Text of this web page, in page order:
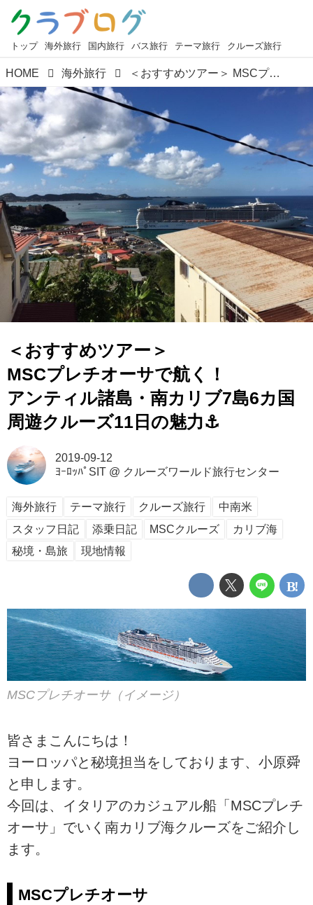
トップ 海外旅行 国内旅行 バス旅行 テーマ旅行 クルーズ旅行
HOME 海外旅行 ＜おすすめツアー＞ MSCプレチオーサで航く！ アンティル諸島・南カリブ7島6カ国周遊クルーズ11日の魅力⚓
＜おすすめツアー＞
MSCプレチオーサで航く！
アンティル諸島・南カリブ7島6カ国
周遊クルーズ11日の魅力⚓
2019-09-12
ﾖｰﾛｯﾊﾟSIT@ クルーズワールド旅行センター
海外旅行 テーマ旅行 クルーズ旅行
中南米
スタッフ日記
添乗日記 MSCクルーズ
カリブ海
秘境・島旅
現地情報
MSCプレチオーサ（イメージ）
皆さまこんにちは！
ヨーロッパと秘境担当をしております、小原舜
と申します。
今回は、イタリアのカジュアル船「MSCプレチ
オーサ」でいく南カリブ海クルーズをご紹介し
ます。
MSCプレチオーサ